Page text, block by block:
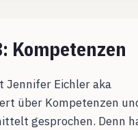
ENDE
Kompetenzen
Jennifer Eichler aka
über Kompetenzen
gesprochen. Denn